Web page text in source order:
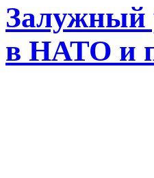
Залужный
в НАТО и